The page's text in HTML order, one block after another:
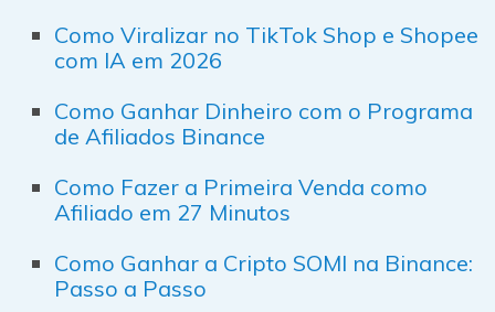
Como Viralizar no TikTok Shop e Shopee
com IA em 2026
Como Ganhar Dinheiro com o Programa
de Afiliados Binance
Como Fazer a Primeira Venda como
Afiliado em 27 Minutos
Como Ganhar a Cripto SOMI na Binance:
Passo a Passo